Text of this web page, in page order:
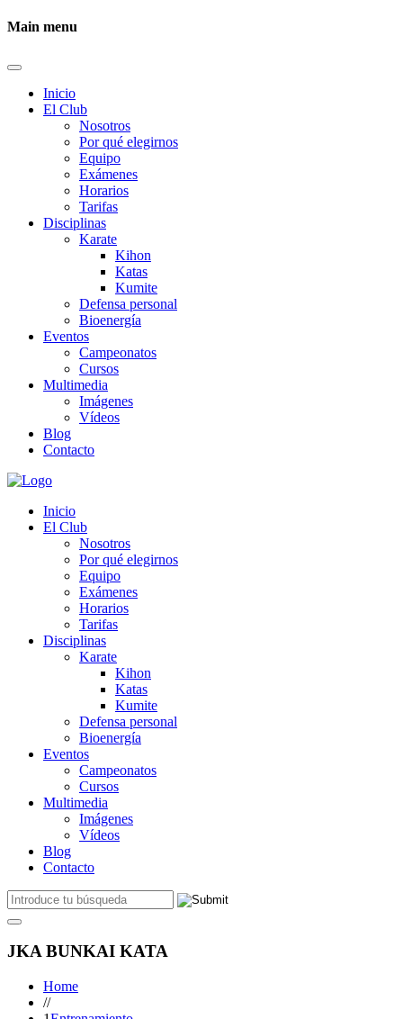
Main menu
Inicio
El Club
Nosotros
Por qué elegirnos
Equipo
Exámenes
Horarios
Tarifas
Disciplinas
Karate
Kihon
Katas
Kumite
Defensa personal
Bioenergía
Eventos
Campeonatos
Cursos
Multimedia
Imágenes
Vídeos
Blog
Contacto
Inicio
El Club
Nosotros
Por qué elegirnos
Equipo
Exámenes
Horarios
Tarifas
Disciplinas
Karate
Kihon
Katas
Kumite
Defensa personal
Bioenergía
Eventos
Campeonatos
Cursos
Multimedia
Imágenes
Vídeos
Blog
Contacto
JKA BUNKAI KATA
Home
//